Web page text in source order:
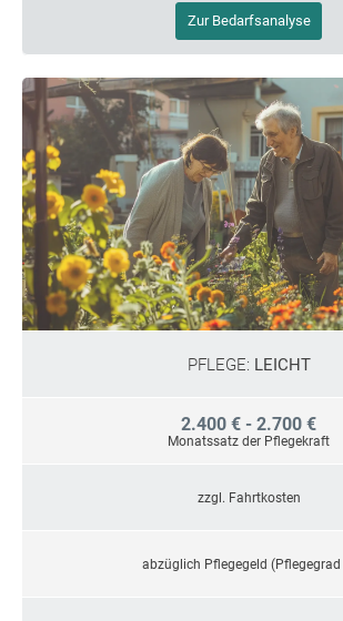
Zur Bedarfsanalyse
PFLEGE: LEICHT
2.400 € - 2.700 €
Monatssatz der Pflegekraft
zzgl. Fahrtkosten
abzüglich Pflegegeld (Pflegegrad